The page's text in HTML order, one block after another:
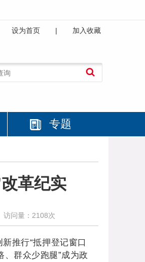
设为首页 | 加入收藏
专题
革纪实
访问量： 2108次
推行“抵押登记窗口
群众少跑腿”成为政